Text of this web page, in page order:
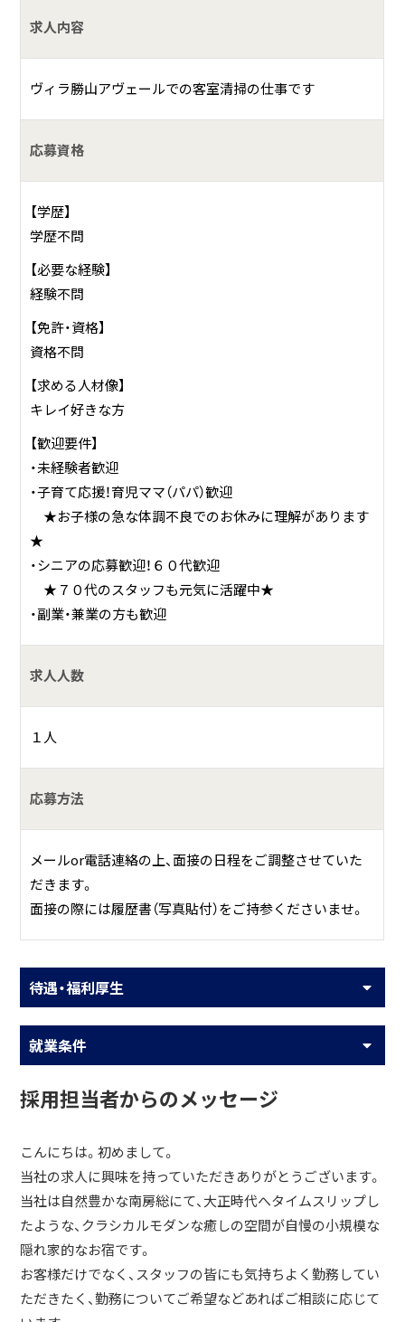
求人内容
ヴィラ勝山アヴェールでの客室清掃の仕事です
応募資格
【学歴】
学歴不問
【必要な経験】
経験不問
【免許・資格】
資格不問
【求める人材像】
キレイ好きな方
【歓迎要件】
・未経験者歓迎
・子育て応援！育児ママ（パパ）歓迎
★お子様の急な体調不良でのお休みに理解があります
★
・シニアの応募歓迎！６０代歓迎
★７０代のスタッフも元気に活躍中★
・副業・兼業の方も歓迎
求人人数
１人
応募方法
メールor電話連絡の上、面接の日程をご調整させていた
だきます。
面接の際には履歴書（写真貼付）をご持参くださいませ。
待遇・福利厚生
就業条件
採用担当者からのメッセージ
こんにちは。初めまして。
当社の求人に興味を持っていただきありがとうございます。
当社は自然豊かな南房総にて、大正時代へタイムスリップし
たような、クラシカルモダンな癒しの空間が自慢の小規模な
隠れ家的なお宿です。
お客様だけでなく、スタッフの皆にも気持ちよく勤務してい
ただきたく、勤務についてご希望などあればご相談に応じて